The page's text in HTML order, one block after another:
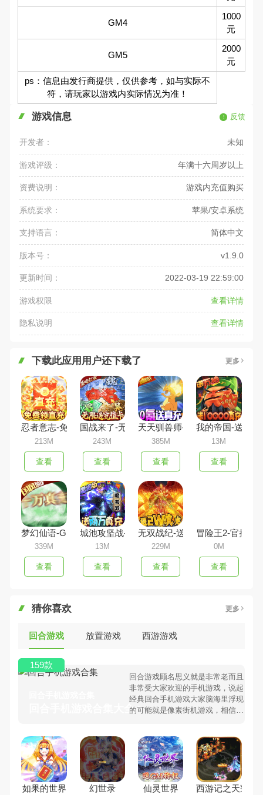
GM4
1000
元
GM5
2000
元
ps：信息由发行商提供，仅供参考，如与实际不
符，请玩家以游戏内实际情况为准！
游戏信息 反馈
开发者： 未知
游戏评级： 年满十六周岁以上
资费说明： 游戏内充值购买
系统要求： 苹果/安卓系统
支持语言： 简体中文
版本号： v1.9.0
更新时间： 2022-03-19 22:59:00
游戏权限 查看详情
隐私说明 查看详情
下载此应用用户还下载了 更多
忍者意志-免费领直充
213M
查看
国战来了-无限送充值
243M
查看
天天驯兽师-真充无限送
385M
查看
我的帝国-送
13M
查看
梦幻仙语-GM当托特权
339M
查看
城池攻坚战-送两万真充
13M
查看
无双战纪-送2w真充
229M
查看
冒险王2-官挂免
0M
查看
猜你喜欢 更多
回合游戏 放置游戏 西游游戏
回合手机游戏合集大全 >
回合游戏顾名思义就是非常老而且
非常受大家欢迎的手机游戏，说起
经典回合手机游戏大家脑海里浮现
的可能就是像素街机游戏，相信很
合手机游戏有哪些呢？游戏今天，
98手游下载站小编芒果味的怪咖给
大家搜集整理了所以回合手机游戏
合集，欢迎大家前来选择下载体验
159款
如果的世界 幻世录 仙灵世界 西游记之天蓬元